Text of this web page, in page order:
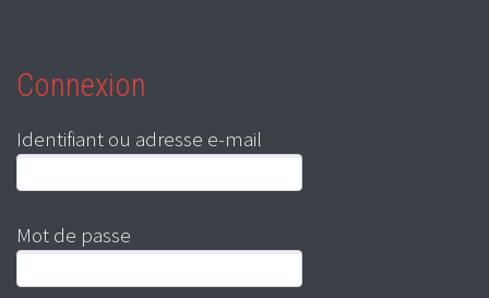
Connexion
Identifiant ou adresse e-mail
Mot de passe